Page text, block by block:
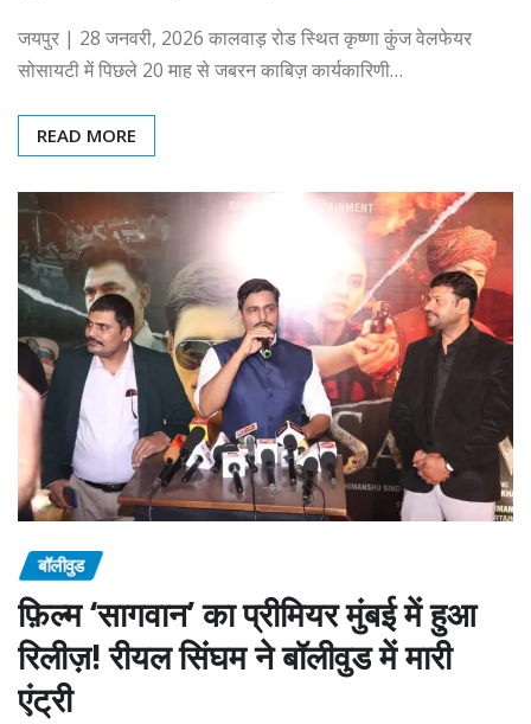
जयपुर | 28 जनवरी, 2026 कालवाड़ रोड स्थित कृष्णा कुंज वेलफेयर
सोसायटी में पिछले 20 माह से जबरन काबिज़ कार्यकारिणी…
READ MORE
बॉलीवुड
फ़िल्म ‘सागवान’ का प्रीमियर मुंबई में हुआ
रिलीज़! रीयल सिंघम ने बॉलीवुड में मारी
एंट्री